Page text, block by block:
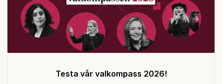
Testa vår valkompass 2026!